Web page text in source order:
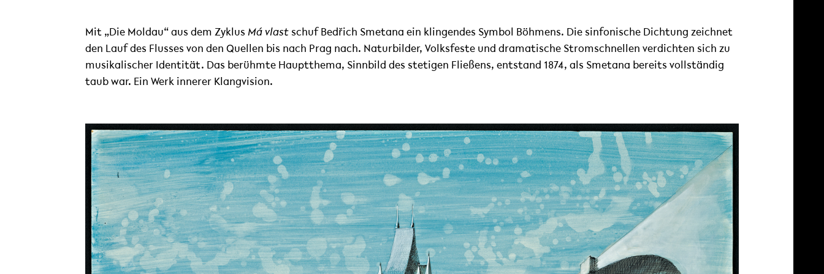
Mit „Die Moldau“ aus dem Zyklus Má vlastschuf Bedřich Smetana ein klingendes Symbol Böhmens. Die sinfonische Dichtung zeichnet
den Lauf des Flusses von den Quellen bis nach Prag nach. Naturbilder, Volksfeste und dramatische Stromschnellen verdichten sich zu
musikalischer Identität. Das berühmte Hauptthema, Sinnbild des stetigen Fließens, entstand 1874, als Smetana bereits vollständig
taub war. Ein Werk innerer Klangvision.